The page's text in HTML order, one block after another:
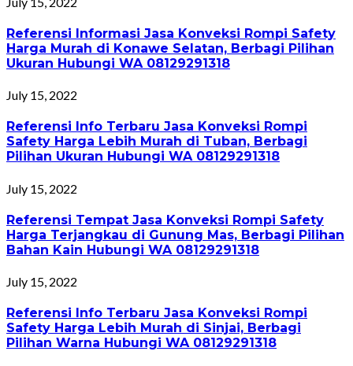
Referensi Informasi Jasa Konveksi Rompi Safety
Harga Murah di Konawe Selatan, Berbagi Pilihan
Ukuran Hubungi WA 08129291318
July 15, 2022
Referensi Info Terbaru Jasa Konveksi Rompi
Safety Harga Lebih Murah di Tuban, Berbagi
Pilihan Ukuran Hubungi WA 08129291318
July 15, 2022
Referensi Tempat Jasa Konveksi Rompi Safety
Harga Terjangkau di Gunung Mas, Berbagi Pilihan
Bahan Kain Hubungi WA 08129291318
July 15, 2022
Referensi Info Terbaru Jasa Konveksi Rompi
Safety Harga Lebih Murah di Sinjai, Berbagi
Pilihan Warna Hubungi WA 08129291318